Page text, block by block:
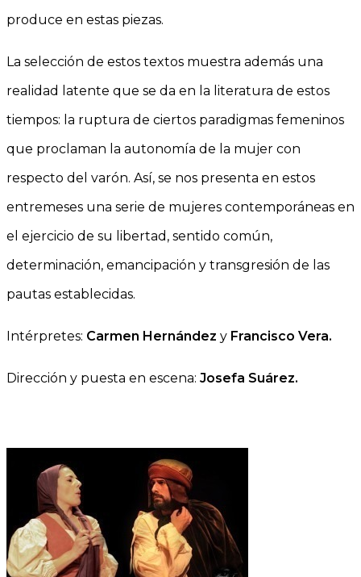
produce en estas piezas.
La selección de estos textos muestra además una
realidad latente que se da en la literatura de estos
tiempos: la ruptura de ciertos paradigmas femeninos
que proclaman la autonomía de la mujer con
respecto del varón. Así, se nos presenta en estos
entremeses una serie de mujeres contemporáneas en
el ejercicio de su libertad, sentido común,
determinación, emancipación y transgresión de las
pautas establecidas.
Intérpretes: Carmen Hernández y Francisco Vera.
Dirección y puesta en escena: Josefa Suárez.